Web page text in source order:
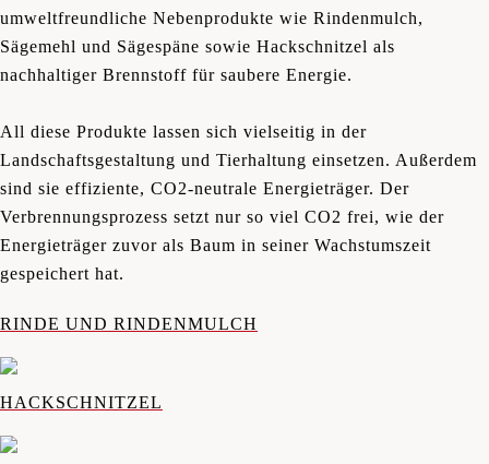
umweltfreundliche Nebenprodukte wie Rindenmulch,
Sägemehl und Sägespäne sowie Hackschnitzel als
nachhaltiger Brennstoff für saubere Energie.
All diese Produkte lassen sich vielseitig in der
Landschaftsgestaltung und Tierhaltung einsetzen. Außerdem
sind sie effiziente, CO2-neutrale Energieträger. Der
Verbrennungsprozess setzt nur so viel CO2 frei, wie der
Energieträger zuvor als Baum in seiner Wachstumszeit
gespeichert hat.
RINDE UND RINDENMULCH
HACKSCHNITZEL